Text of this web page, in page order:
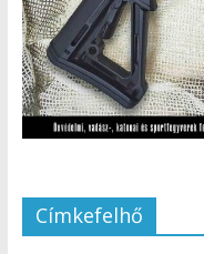
Címkefelhő